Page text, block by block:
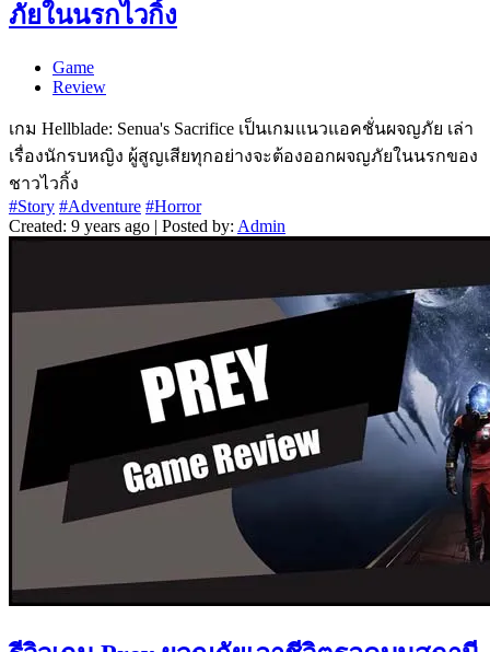
ภัยในนรกไวกิ้ง
Game
Review
เกม Hellblade: Senua's Sacrifice เป็นเกมแนวแอคชั่นผจญภัย เล่า
เรื่องนักรบหญิง ผู้สูญเสียทุกอย่างจะต้องออกผจญภัยในนรกของ
ชาวไวกิ้ง
#Story #Adventure #Horror
Created: 9 years ago | Posted by: Admin